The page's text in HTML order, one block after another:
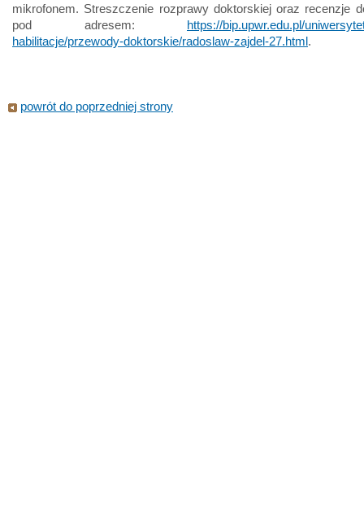
mikrofonem. Streszczenie rozprawy doktorskiej oraz recenzje
pod adresem: https://bip.upwr.edu.pl/
habilitacje/przewody-doktorskie/radoslaw-zajdel-27.html.
powrót do poprzedniej strony